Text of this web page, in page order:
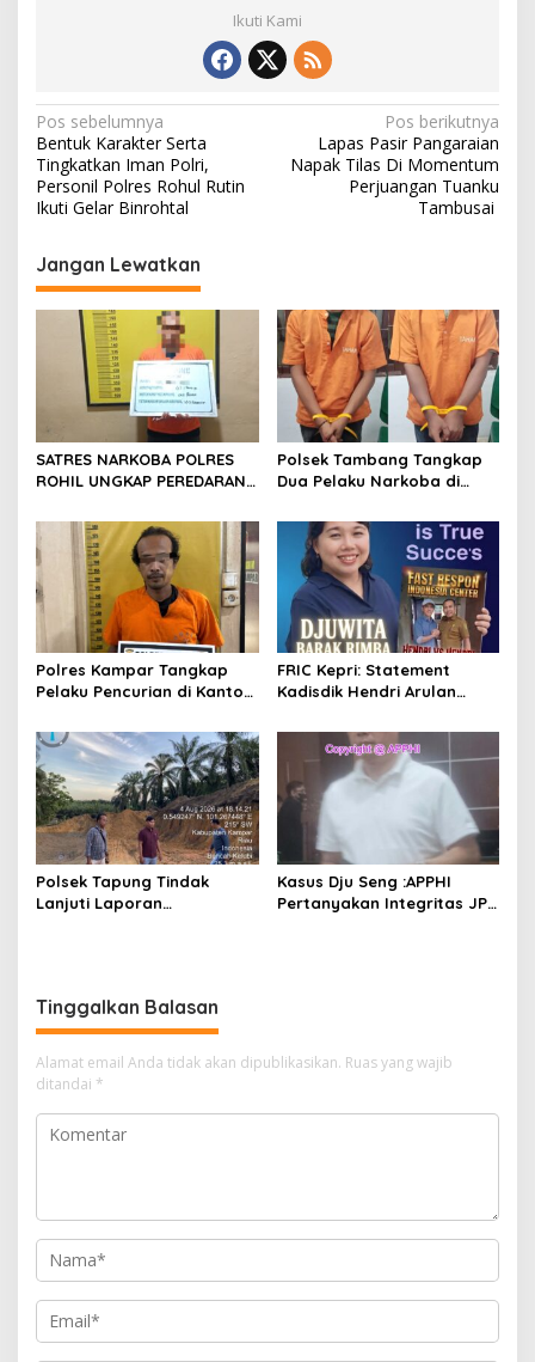
Ikuti Kami
N
a
v
g
a
o
s
Pos sebelumnya
Bentuk Karakter Serta
Tingkatkan Iman Polri,
Personil Polres Rohul Rutin
Ikuti Gelar Binrohtal
Pos berikutnya
Lapas Pasir Pangaraian
Napak Tilas Di Momentum
Perjuangan Tuanku
Tambusai
Jangan Lewatkan
SATRES NARKOBA POLRES
ROHIL UNGKAP PEREDARAN
TERSANGKA DIAMANKAN
Polsek Tambang Tangkap
Dua Pelaku Narkoba di
Sita Puluhan Sabu-sabu
Siap Edar
Polres Kampar Tangkap
Pelaku Pencurian di Kantor
FRIC Kepri: Statement
Kadisdik Hendri Arulan
Indonesia
Polsek Tapung Tindak
Lanjuti Laporan
Kasus Dju Seng :APPHI
Pertanyakan Integritas JPU
Tinggalkan Balasan
Alamat email Anda tidak akan dipublikasikan. Ruas yang wajib
ditandai *